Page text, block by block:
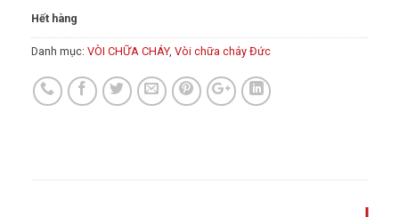
Hết hàng
Danh mục: VÒI CHỮA CHÁY, Vòi chữa cháy Đức